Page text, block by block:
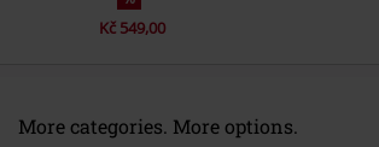
Kč 549,00
More categories. More options.